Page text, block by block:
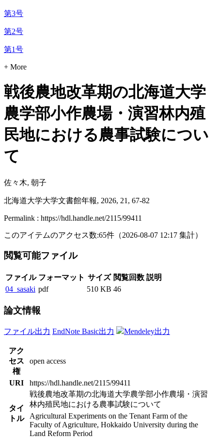
第3号
第2号
第1号
+ More
戦後農地改革期の北海道大学
農学部小作農場・演習林内殖
民地における農事試験につい
て
佐々木, 朝子
北海道大学大学文書館年報, 2026, 21, 67-82
Permalink : https://hdl.handle.net/2115/99411
このアイテムのアクセス数:65件 （2026-08-07 12:17 集計）
閲覧可能ファイル
ファイル フォーマット サイズ 閲覧回数 説明
04_sasaki pdf 510 KB 46
論文情報
ファイル出力 EndNote Basic出力 Mendeley出力
アク
セス
権
open access
URI https://hdl.handle.net/2115/99411
タイ
トル
戦後農地改革期の北海道大学農学部小作農場・演習
林内殖民地における農事試験について
Agricultural Experiments on the Tenant Farm of the
Faculty of Agriculture, Hokkaido University during the
Land Reform Period